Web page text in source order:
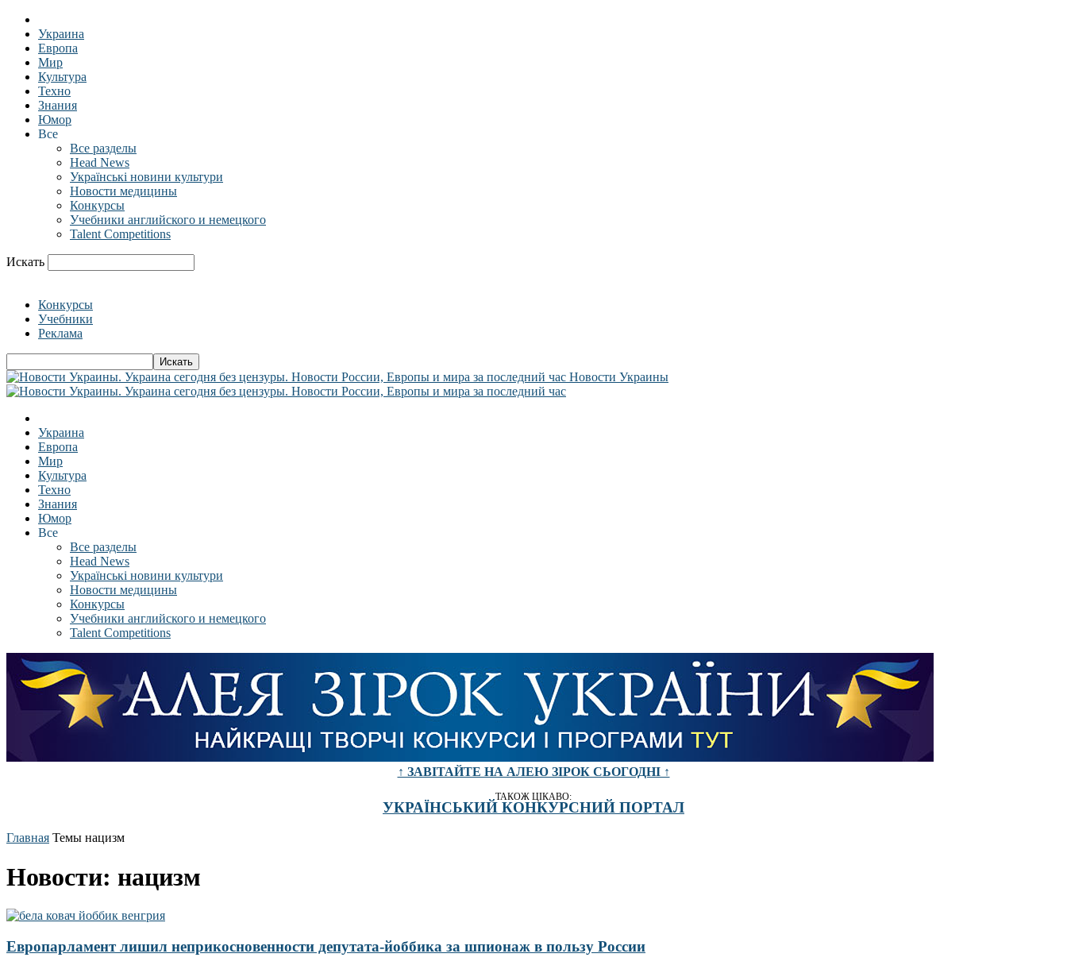
Украина
Европа
Мир
Культура
Техно
Знания
Юмор
Все
Все разделы
Head News
Українські новини культури
Новости медицины
Конкурсы
Учебники английского и немецкого
Talent Competitions
Искать
Конкурсы
Учебники
Реклама
Новости Украины
Украина
Европа
Мир
Культура
Техно
Знания
Юмор
Все
Все разделы
Head News
Українські новини культури
Новости медицины
Конкурсы
Учебники английского и немецкого
Talent Competitions
↑ ЗАВІТАЙТЕ НА АЛЕЮ ЗІРОК СЬОГОДНІ ↑
ТАКОЖ ЦІКАВО:
УКРАЇНСЬКИЙ КОНКУРСНИЙ ПОРТАЛ
Главная Темы нацизм
Новости: нацизм
Европарламент лишил неприкосновенности депутата-йоббика за шпионаж в пользу России